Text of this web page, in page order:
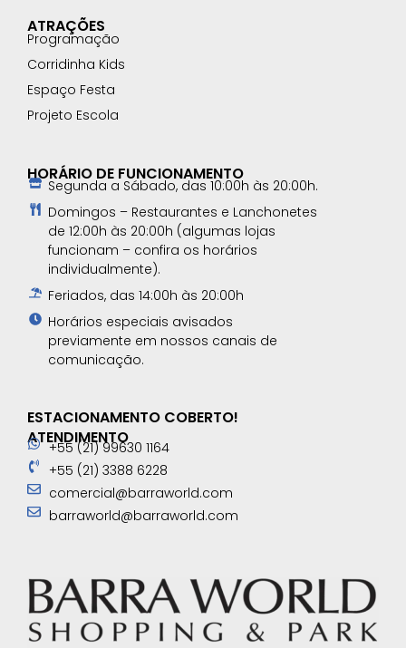
ATRAÇÕES
Programação
Corridinha Kids
Espaço Festa
Projeto Escola
HORÁRIO DE FUNCIONAMENTO
Segunda a Sábado, das 10:00h às 20:00h.
Domingos – Restaurantes e Lanchonetes
de 12:00h às 20:00h (algumas lojas
funcionam – confira os horários
individualmente).
Feriados, das 14:00h às 20:00h
Horários especiais avisados
previamente em nossos canais de
comunicação.​
ESTACIONAMENTO COBERTO!
ATENDIMENTO
+55 (21) 99630 1164
+55 (21) 3388 6228
comercial@barraworld.com
barraworld@barraworld.com